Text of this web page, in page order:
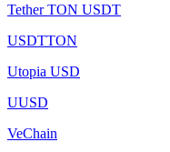
Tether TON USDT
USDTTON
Utopia USD
UUSD
VeChain